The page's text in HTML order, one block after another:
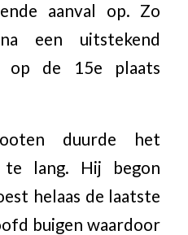
aanval op. Zo
een uitstekend
op de 15e plaats
duurde het
lang. Hij begon
helaas de laatste
buigen waardoor